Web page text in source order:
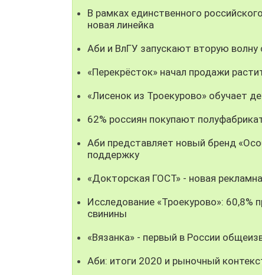
В рамках единственного
новая линейка
Аби и ВлГУ запускают вторую волну
«Перекрёсток» начал продажи
«Лисенок из Троекурово» обучает
62% россиян покупают
Аби представляет новый бренд
поддержку
«Докторская ГОСТ» - новая
Исследование «Троекурово»: 60,8%
свинины
«Вязанка» - первый в России
Аби: итоги 2020 и рыночный